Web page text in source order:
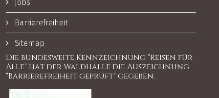
Jobs
Barrierefreiheit
Sitemap
Die bundesweite Kennzeichnung "Reisen für
Alle" hat der Waldhalle die Auszeichnung
"Barrierefreiheit geprüft" gegeben.